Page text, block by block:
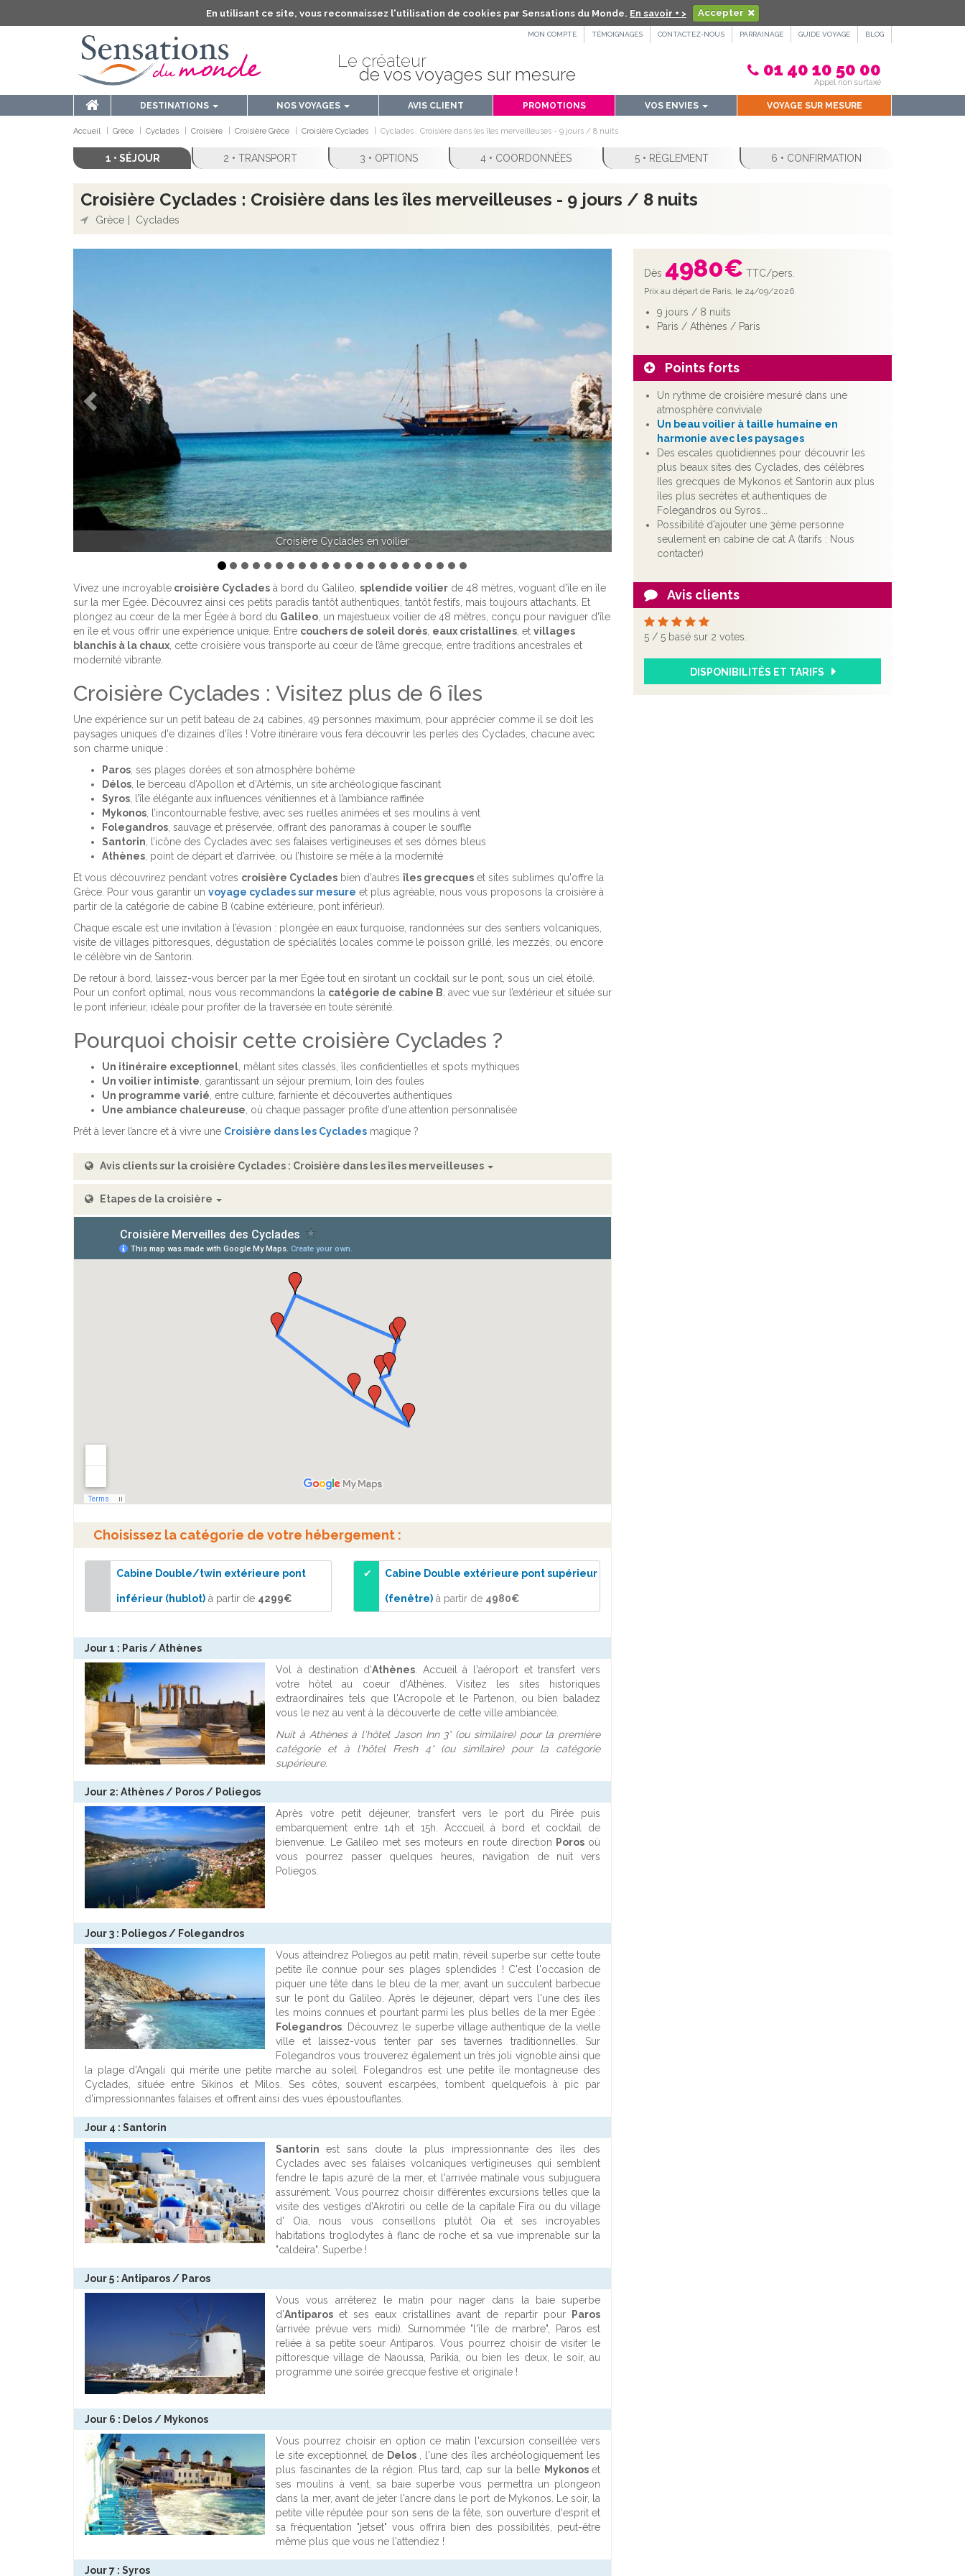
En utilisant ce site, vous reconnaissez l'utilisation de cookies par Sensations du Monde. En savoir + > Accepter
MON COMPTE TÉMOIGNAGES CONTACTEZ-NOUS PARRAINAGE GUIDE VOYAGE BLOG
Le créateur
de vos voyages sur mesure 01 40 10 50 00
Appel non surtaxé
DESTINATIONS NOS VOYAGES AVIS CLIENT PROMOTIONS VOS ENVIES VOYAGE SUR MESURE
Accueil Grèce Cyclades Croisière Croisière Grèce Croisière Cyclades Cyclades : Croisière dans les îles merveilleuses - 9 jours / 8 nuits
1 • SÉJOUR 2 • TRANSPORT 3 • OPTIONS 4 • COORDONNÉES 5 • RÈGLEMENT 6 • CONFIRMATION
Croisière Cyclades : Croisière dans les îles merveilleuses - 9 jours / 8 nuits
Grèce Cyclades
Dès 4980€ TTC/pers.
Prix au départ de Paris, le 24/09/2026
9 jours / 8 nuits
Paris / Athènes / Paris
Points forts
Un rythme de croisière mesuré dans une
atmosphère conviviale
Un beau voilier à taille humaine en
harmonie avec les paysages
Des escales quotidiennes pour découvrir les
plus beaux sites des Cyclades, des célèbres
Iles grecques de Mykonos et Santorin aux plus
îles plus secrètes et authentiques de
Folegandros ou Syros...
Possibilité d'ajouter une 3ème personne
seulement en cabine de cat A (tarifs : Nous
contacter)
Avis clients
5 / 5 basé sur 2 votes.
DISPONIBILITÉS ET TARIFS
Voilier Galileo
Précédent
Vivez une incroyable croisière Cyclades à bord du Galileo, splendide voilier de 48 mètres, voguant d'île en île
sur la mer Egée. Découvrez ainsi ces petits paradis tantôt authentiques, tantôt festifs, mais toujours attachants. Et
plongez au cœur de la mer Égée à bord du Galileo, un majestueux voilier de 48 mètres, conçu pour naviguer d'île
en île et vous offrir une expérience unique. Entre couchers de soleil dorés, eaux cristallines, et villages
blanchis à la chaux, cette croisière vous transporte au cœur de l’âme grecque, entre traditions ancestrales et
modernité vibrante.
Croisière Cyclades : Visitez plus de 6 îles
Une expérience sur un petit bateau de 24 cabines, 49 personnes maximum, pour apprécier comme il se doit les
paysages uniques d'e dizaines d'îles ! Votre itinéraire vous fera découvrir les perles des Cyclades, chacune avec
son charme unique :
Paros, ses plages dorées et son atmosphère bohème
Délos, le berceau d’Apollon et d’Artémis, un site archéologique fascinant
Syros, l’île élégante aux influences vénitiennes et à l’ambiance raffinée
Mykonos, l’incontournable festive, avec ses ruelles animées et ses moulins à vent
Folegandros, sauvage et préservée, offrant des panoramas à couper le souffle
Santorin, l’icône des Cyclades avec ses falaises vertigineuses et ses dômes bleus
Athènes, point de départ et d’arrivée, où l’histoire se mêle à la modernité
Et vous découvrirez pendant votres croisière Cyclades bien d'autres îles grecques et sites sublimes qu'offre la
Grèce. Pour vous garantir un voyage cyclades sur mesure et plus agréable, nous vous proposons la croisière à
partir de la catégorie de cabine B (cabine extérieure, pont inférieur).
Chaque escale est une invitation à l’évasion : plongée en eaux turquoise, randonnées sur des sentiers volcaniques,
visite de villages pittoresques, dégustation de spécialités locales comme le poisson grillé, les mezzés, ou encore
le célèbre vin de Santorin.
De retour à bord, laissez-vous bercer par la mer Égée tout en sirotant un cocktail sur le pont, sous un ciel étoilé.
Pour un confort optimal, nous vous recommandons la catégorie de cabine B, avec vue sur l’extérieur et située sur
le pont inférieur, idéale pour profiter de la traversée en toute sérénité.
Pourquoi choisir cette croisière Cyclades ?
Un itinéraire exceptionnel, mêlant sites classés, îles confidentielles et spots mythiques
Un voilier intimiste, garantissant un séjour premium, loin des foules
Un programme varié, entre culture, farniente et découvertes authentiques
Une ambiance chaleureuse, où chaque passager profite d’une attention personnalisée
Prêt à lever l’ancre et à vivre une Croisière dans les Cyclades magique ?
Avis clients sur la croisière Cyclades : Croisière dans les îles merveilleuses
Etapes de la croisière
Choisissez la catégorie de votre hébergement :
Cabine Double/twin extérieure pont
inférieur (hublot) à partir de 4299€
Cabine Double extérieure pont supérieur
(fenêtre) à partir de 4980€
Jour 1 : Paris / Athènes
Vol à destination d'Athènes. Accueil à l'aéroport et transfert vers
votre hôtel au coeur d'Athènes. Visitez les sites historiques
extraordinaires tels que l'Acropole et le Partenon, ou bien baladez
vous le nez au vent à la découverte de cette ville ambiancée.
Nuit à Athènes à l'hôtel Jason Inn 3* (ou similaire) pour la première
catégorie et à l'hôtel Fresh 4* (ou similaire) pour la catégorie
supérieure.
Jour 2: Athènes / Poros / Poliegos
Après votre petit déjeuner, transfert vers le port du Pirée puis
embarquement entre 14h et 15h. Acccueil à bord et cocktail de
bienvenue. Le Galileo met ses moteurs en route direction Poros où
vous pourrez passer quelques heures, navigation de nuit vers
Poliegos.
Jour 3 : Poliegos / Folegandros
Vous atteindrez Poliegos au petit matin, réveil superbe sur cette toute
petite île connue pour ses plages splendides ! C'est l'occasion de
piquer une tête dans le bleu de la mer, avant un succulent barbecue
sur le pont du Galileo. Après le déjeuner, départ vers l'une des îles
les moins connues et pourtant parmi les plus belles de la mer Egée :
Folegandros . Découvrez le superbe village authentique de la vielle
ville et laissez-vous tenter par ses tavernes traditionnelles. Sur
Folegandros vous trouverez également un très joli vignoble ainsi que
la plage d'Angali qui mérite une petite marche au soleil. Folegandros est une petite île montagneuse des
Cyclades, située entre Sikinos et Milos. Ses côtes, souvent escarpées, tombent quelquefois à pic par
d'impressionnantes falaises et offrent ainsi des vues époustouflantes.
Jour 4 : Santorin
Santorinest sans doute la plus impressionnante des îles des
Cyclades avec ses falaises volcaniques vertigineuses qui semblent
fendre le tapis azuré de la mer, et l'arrivée matinale vous subjuguera
assurément. Vous pourrez choisir différentes excursions telles que la
visite des vestiges d'Akrotiri ou celle de la capitale Fira ou du village
d' Oia, nous vous conseillons plutôt Oia et ses incroyables
habitations troglodytes à flanc de roche et sa vue imprenable sur la
"caldeira". Superbe !
Jour 5 : Antiparos / Paros
Vous vous arrêterez le matin pour nager dans la baie superbe
d'Antiparos et ses eaux cristallines avant de repartir pour
Paros
(arrivée prévue vers midi). Surnommée "l'île de marbre", Paros est
reliée à sa petite soeur Antiparos. Vous pourrez choisir de visiter le
pittoresque village de Naoussa, Parikia, ou bien les deux, le soir, au
programme une soirée grecque festive et originale !
Jour 6 : Delos / Mykonos
Vous pourrez choisir en option ce matin l'excursion conseillée vers
le site exceptionnel de Delos
, l'une des îles archéologiquement les
plus fascinantes de la région. Plus tard, cap sur la belle Mykonoset
ses moulins à vent, sa baie superbe vous permettra un plongeon
dans la mer, avant de jeter l'ancre dans le port de Mykonos. Le soir, la
petite ville réputée pour son sens de la fête, son ouverture d'esprit et
sa fréquentation "jetset" vous offrira bien des possibilités, peut-être
même plus que vous ne l'attendiez !
Jour 7 : Syros